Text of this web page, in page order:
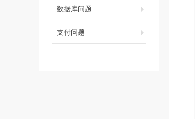
数据库问题
支付问题